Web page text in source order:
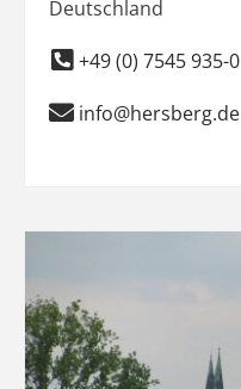
Deutschland
+49 (0) 7545 935-0
info@hersberg.de